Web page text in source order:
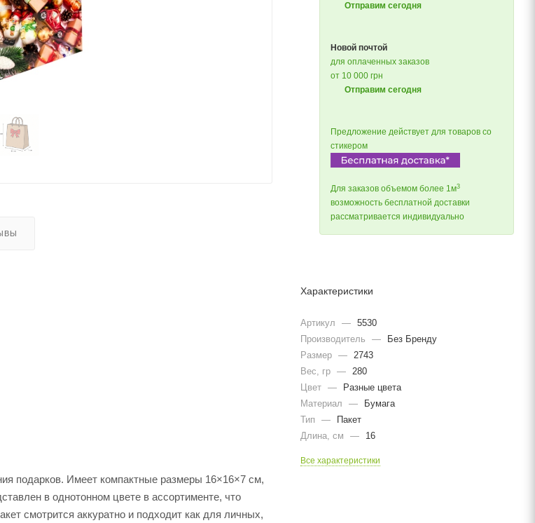
подарков. Имеет компактные размеры 16×16×7 см,
в однотонном цвете в ассортименте, что
смотрится аккуратно и подходит как для личных,
Отправим сегодня
Новой почтой
для оплаченных заказов
от 10 000 грн
Отправим сегодня
Предложение действует для товаров со
стикером
Для заказов объемом более 1м3
возможность бесплатной доставки
рассматривается индивидуально
Характеристики
Артикул — 5530
Производитель
—
Без Бренду
Размер —
2743
Вес, гр —
280
Цвет —
Разные цвета
Материал
—
Бумага
Тип
—
Пакет
Длина, cм
— 16
Все характеристики